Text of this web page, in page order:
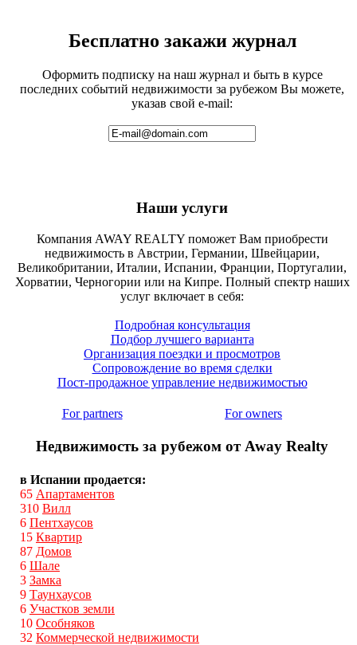
Бесплатно закажи журнал
Оформить подписку на наш журнал и быть в курсе
последних событий недвижимости за рубежом Вы можете,
указав свой e-mail:
Наши услуги
Компания AWAY REALTY поможет Вам приобрести
недвижимость в Австрии, Германии, Швейцарии,
Великобритании, Италии, Испании, Франции, Португалии,
Хорватии, Черногории или на Кипре. Полный спектр наших
услуг включает в себя:
Подробная консультация
Подбор лучшего варианта
Организация поездки и просмотров
Сопровождение во время сделки
Пост-продажное управление недвижимостью
For partners For owners
Недвижимость за рубежом от Away Realty
в Испании продается:
65 Апартаментов
310 Вилл
6 Пентхаусов
15 Квартир
87 Домов
6 Шале
3 Замка
9 Таунхаусов
6 Участков земли
10 Особняков
32 Коммерческой недвижимости